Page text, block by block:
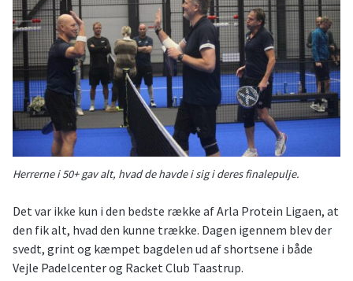
Herrerne i 50+ gav alt, hvad de havde i sig i deres finalepulje.
Det var ikke kun i den bedste række af Arla Protein Ligaen, at
den fik alt, hvad den kunne trække. Dagen igennem blev der
svedt, grint og kæmpet bagdelen ud af shortsene i både
Vejle Padelcenter og Racket Club Taastrup.